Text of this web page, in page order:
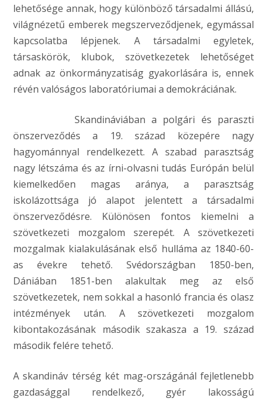
lehetősége annak, hogy különböző társadalmi állású,
világnézetű emberek megszerveződjenek, egymással
kapcsolatba lépjenek. A társadalmi egyletek,
társaskörök, klubok, szövetkezetek lehetőséget
adnak az önkormányzatiság gyakorlására is, ennek
révén valóságos laboratóriumai a demokráciának.
Skandináviában a polgári és paraszti
önszerveződés a 19. század közepére nagy
hagyománnyal rendelkezett. A szabad parasztság
nagy létszáma és az írni-olvasni tudás Európán belül
kiemelkedően magas aránya, a parasztság
iskolázottsága jó alapot jelentett a társadalmi
önszerveződésre. Különösen fontos kiemelni a
szövetkezeti mozgalom szerepét. A szövetkezeti
mozgalmak kialakulásának első hulláma az 1840-60-
as évekre tehető. Svédországban 1850-ben,
Dániában 1851-ben alakultak meg az első
szövetkezetek, nem sokkal a hasonló francia és olasz
intézmények után. A szövetkezeti mozgalom
kibontakozásának második szakasza a 19. század
második felére tehető.
A skandináv térség két mag-országánál fejletlenebb
gazdasággal rendelkező, gyér lakosságú